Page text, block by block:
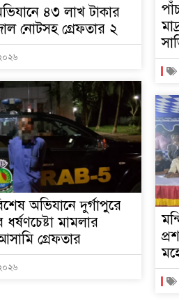
৪৩ লাখ টাকার
নোটসহ গ্রেফতার ২
অভিযানে দুর্গাপুরে
ধর্ষণচেষ্টা মামলার
গ্রেফতার